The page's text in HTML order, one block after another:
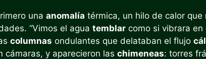
una anomalía térmica, un hilo de calor que
“Vimos el agua temblar como si vibrara en
columnas ondulantes que delataban el flujo
cámaras, y aparecieron las chimeneas: torres